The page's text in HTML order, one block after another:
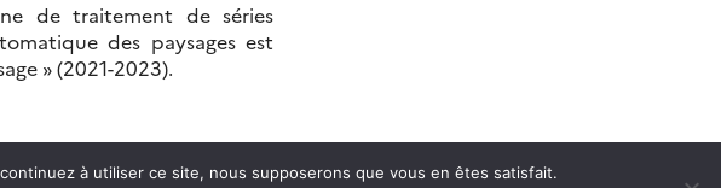
de traitement de séries
des paysages est
» (2021-2023).
à utiliser ce site, nous supposerons que vous en êtes satisfait.